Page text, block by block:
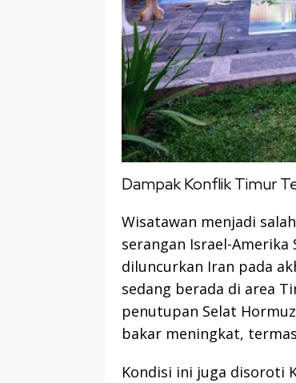
Dampak Konflik Timur
Wisatawan menjadi
serangan Israel-Amerika
diluncurkan Iran pada
sedang berada di area
penutupan Selat
bakar meningkat,
Kondisi ini juga disoroti